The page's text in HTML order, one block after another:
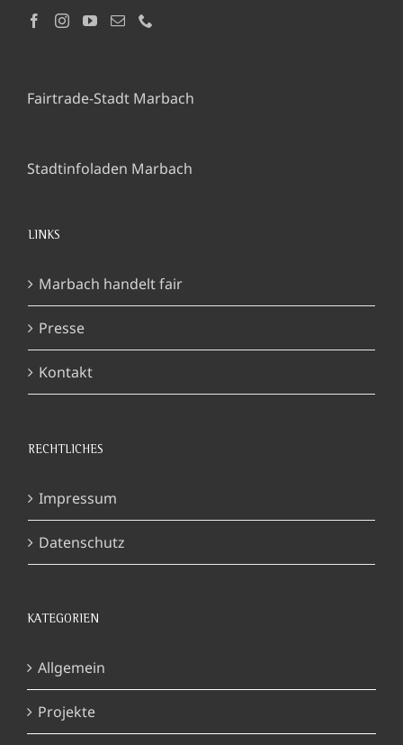
Fairtrade-Stadt Marbach
Stadtinfoladen Marbach
LINKS
Marbach handelt fair
Presse
Kontakt
RECHTLICHES
Impressum
Datenschutz
KATEGORIEN
Allgemein
Projekte